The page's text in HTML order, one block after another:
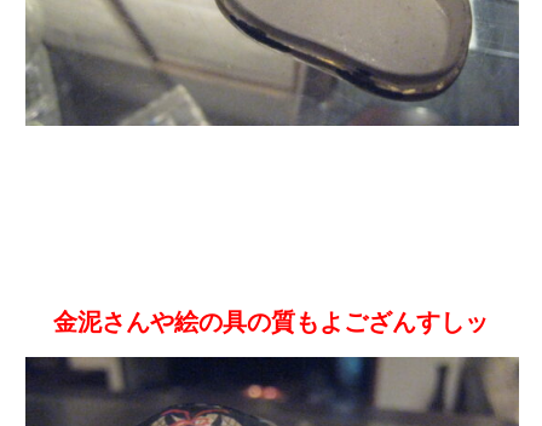
金泥さんや絵の具の質もよござんすしッ